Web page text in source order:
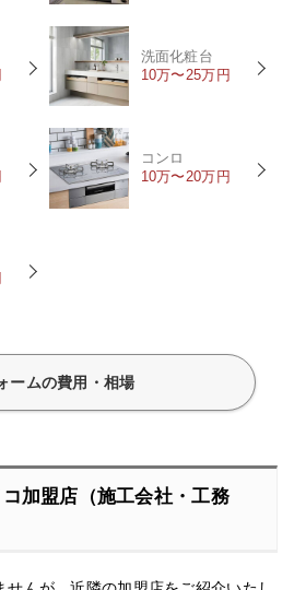
洗面化粧台
10万〜25万円
コンロ
10万〜20万円
ームの費用・相場
加盟店（施工会社・工務